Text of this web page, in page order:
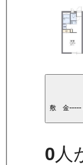
敷 金-----
0 人